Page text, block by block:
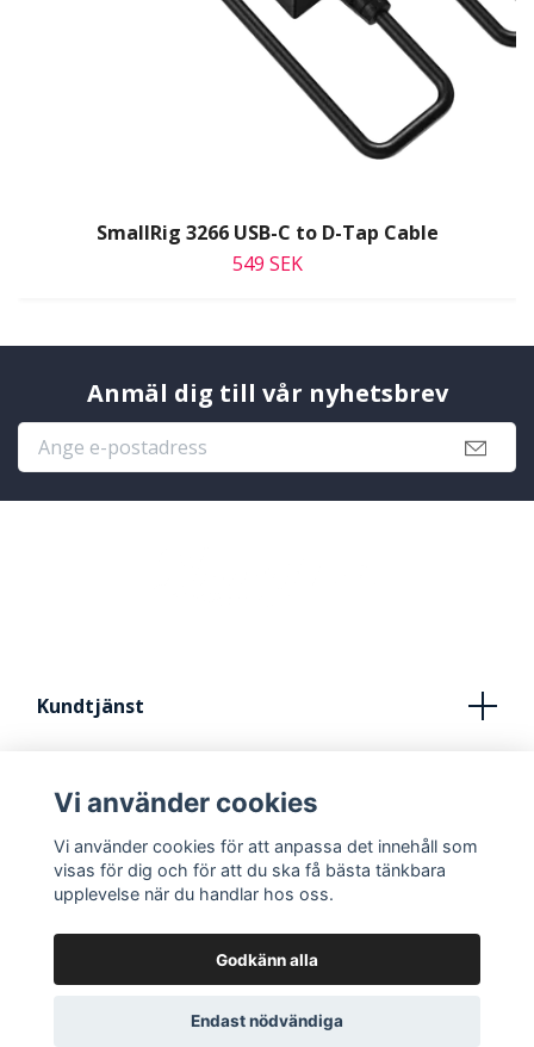
SmallRig 3266 USB-C to D-Tap Cable
549 SEK
Anmäl dig till vår nyhetsbrev
Kundtjänst
Kontakt
FRÅN IDÈ TILL STUDIO
Vi använder cookies
Vi använder cookies för att anpassa det innehåll som
visas för dig och för att du ska få bästa tänkbara
upplevelse när du handlar hos oss.
Godkänn alla
Endast nödvändiga